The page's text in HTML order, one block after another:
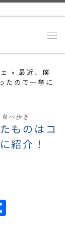
» 最近、僕
たので一挙に
食べ歩き
ものはコ
紹介！